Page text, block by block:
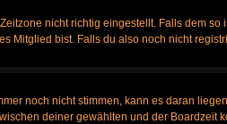
nicht richtig eingestellt. Falls dem
Mitglied bist. Falls du also noch nicht
noch nicht stimmen, kann es daran
deiner gewählten und der Boardzeit